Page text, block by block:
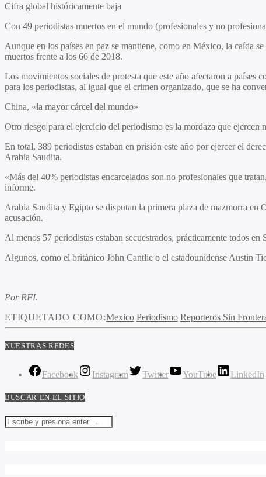
Cifra global históricamente baja
Con 49 periodistas muertos en el mundo (profesionales y no
Aunque en los países en paz se mantiene, como en México, la caída
muertos frente a los 66 de 2018.
Los movimientos sociales de protesta que este año afectaron a
para los periodistas, al igual que el crimen organizado, que se ha
China, «la mayor cárcel del mundo»
Otro riesgo para el ejercicio del periodismo es la mordaza que
En total, 389 periodistas estaban en prisión este año por ejercer el
Arabia Saudita.
«Más del 40% periodistas encarcelados son no profesionales que
informe.
Arabia Saudita y Egipto se disputan la primera plaza de mazmorra
acusación.
Al menos 57 periodistas estaban secuestrados, prácticamente todos
Algunos, como el británico John Cantlie o el estadounidense Austin
Por RFI.
ETIQUETADO COMO:Mexico Periodismo Reporteros Sin
NUESTRAS REDES
Facebook Instagram Twitter YouTube LinkedIn
BUSCAR EN EL SITIO